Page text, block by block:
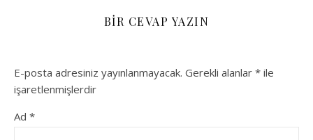
BIR CEVAP YAZIN
E-posta adresiniz yayınlanmayacak. Gerekli alanlar * ile
işaretlenmişlerdir
Ad *